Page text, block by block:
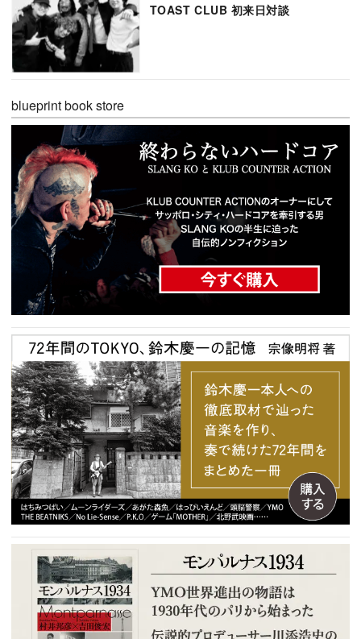
TOAST CLUB 初来日対談
blueprint book store